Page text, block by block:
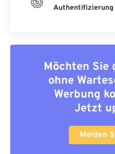
Authentifizierung
Möchten Sie
ohne
Werbung
Jetzt
Melden